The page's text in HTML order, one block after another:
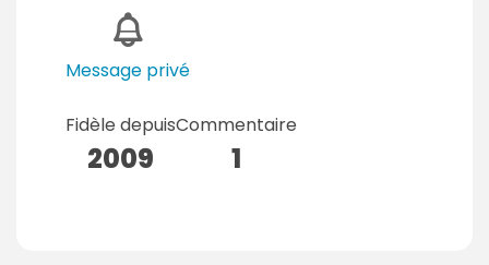
Message privé
Fidèle depuis
2009
Commentaire
1